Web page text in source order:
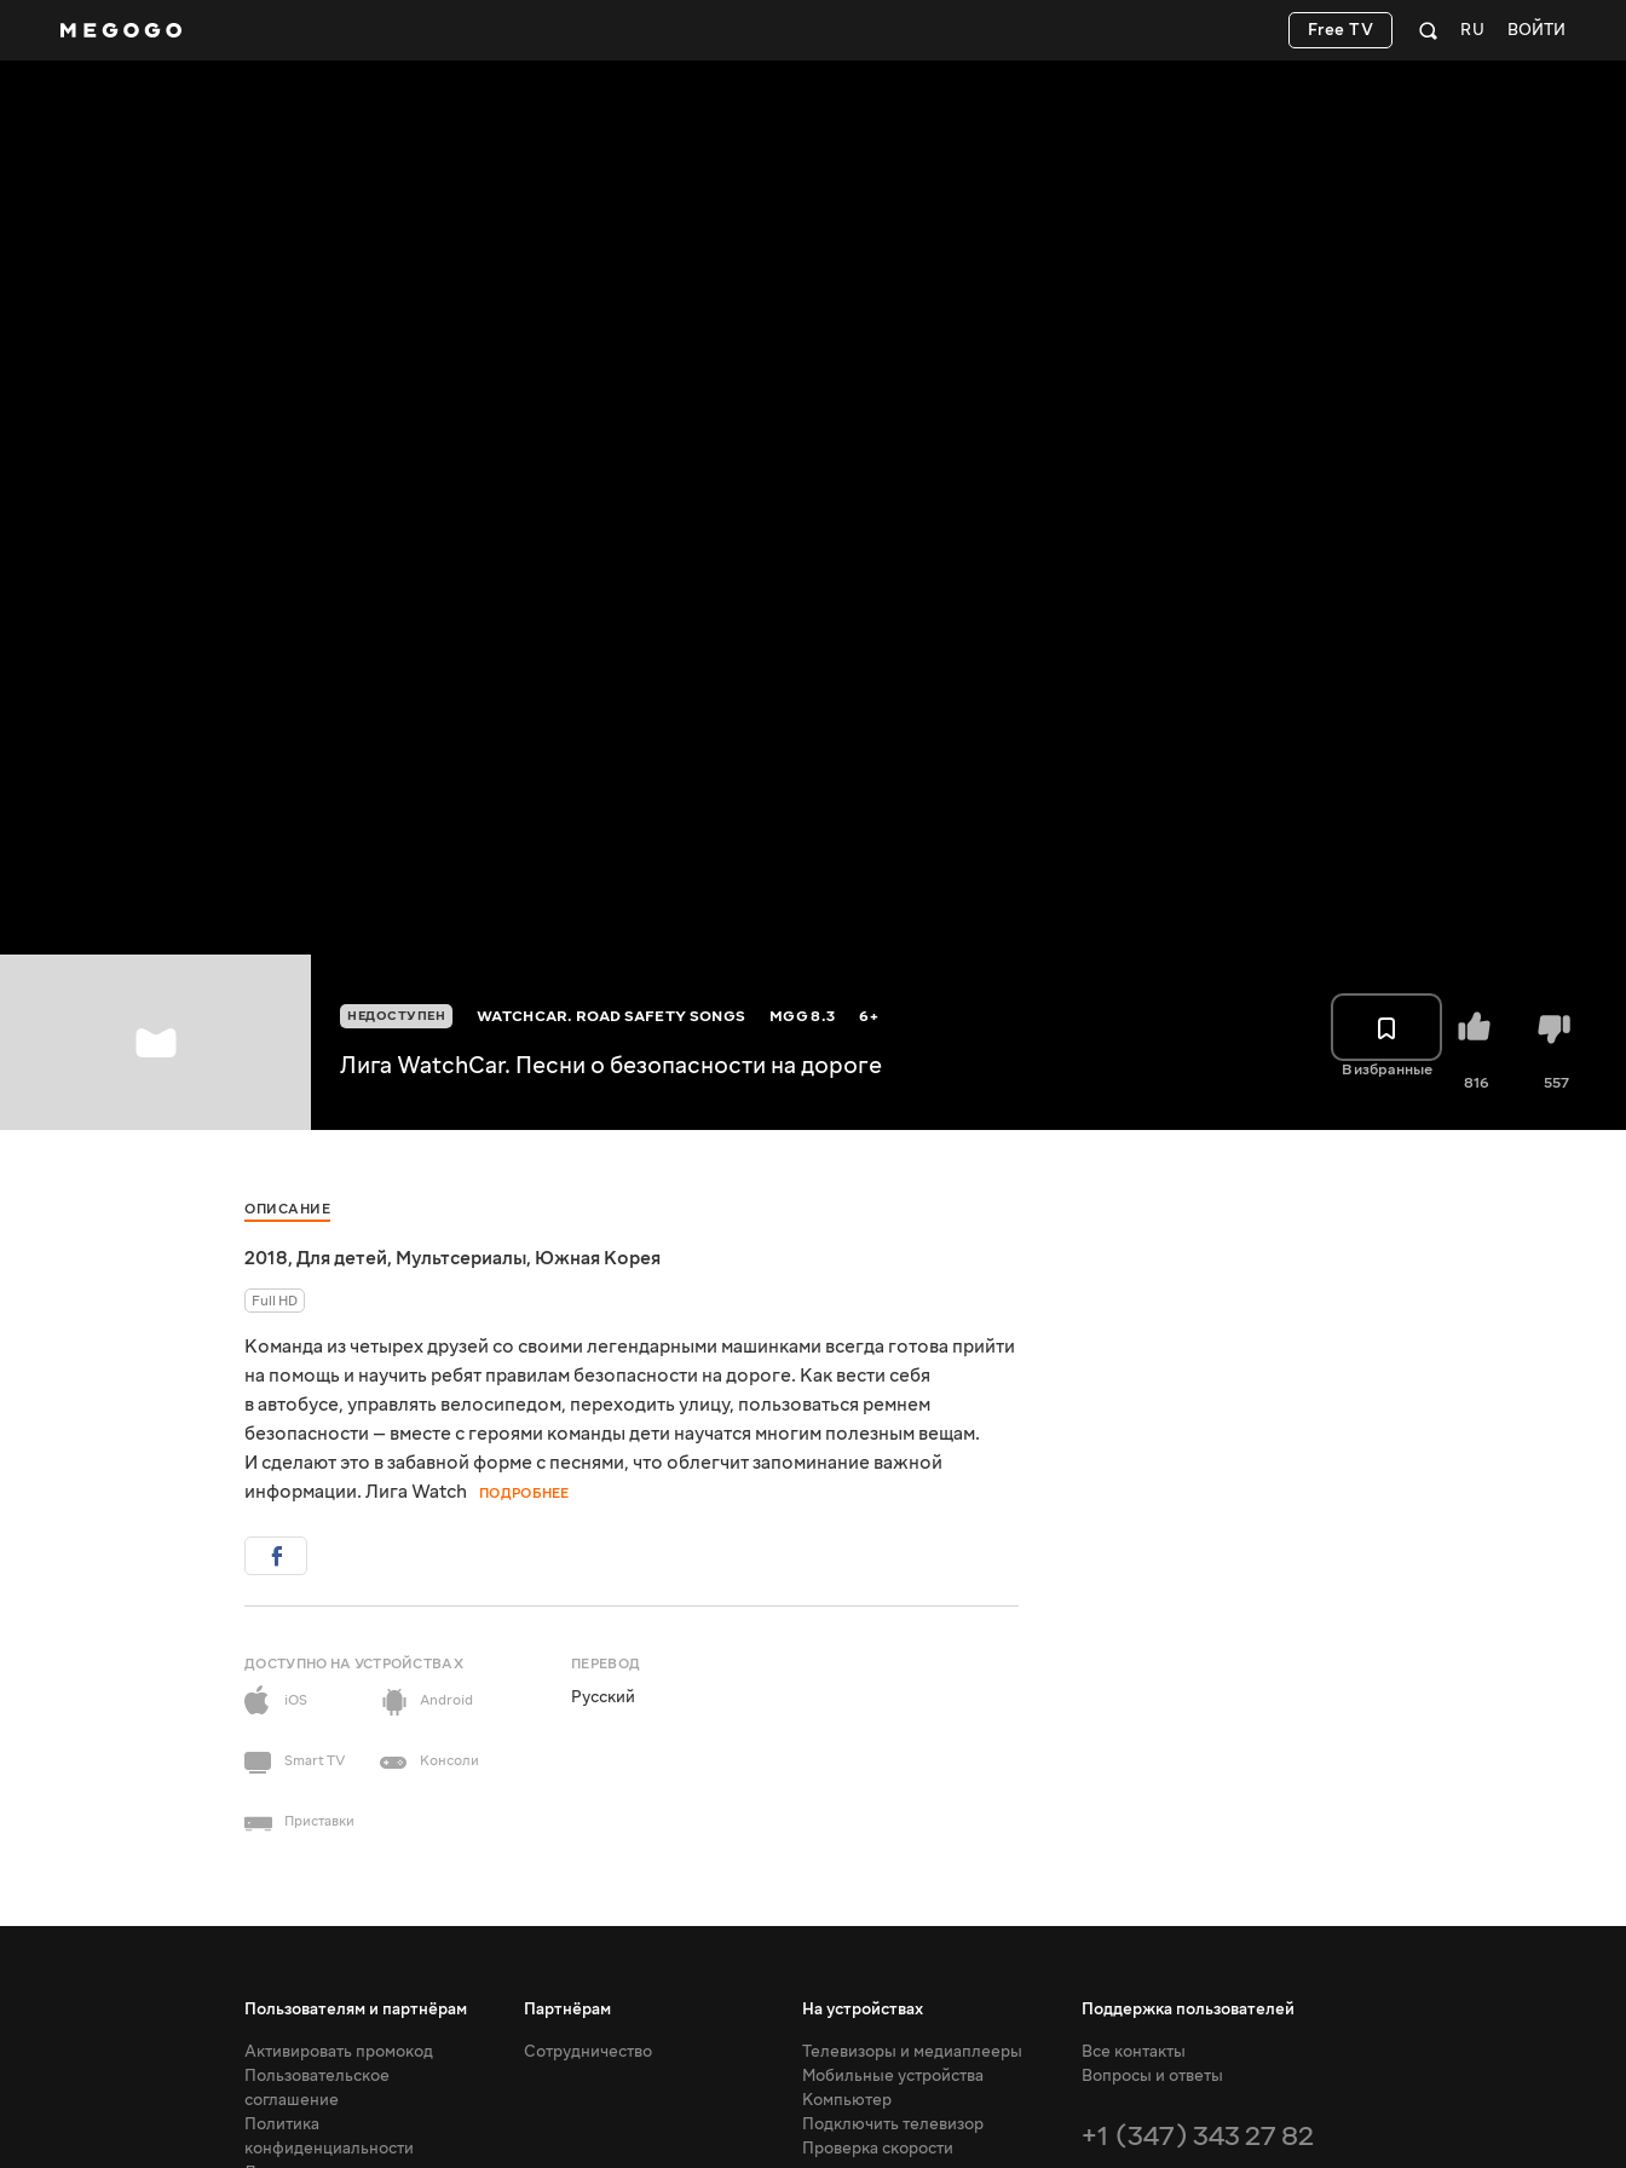
ВОЙТИ
RU
Free TV
НЕДОСТУПЕН WATCHCAR. ROAD SAFETY SONGS MGG8.3 6+
Лига WatchCar. Песни о безопасности на дороге В избранные
816 557
ОПИСАНИЕ
2018, Для детей, Мультсериалы, Южная Корея
Full HD
Команда из четырех друзей со своими легендарными машинками всегда готова прийти
на помощь и научить ребят правилам безопасности на дороге. Как вести себя
в автобусе, управлять велосипедом, переходить улицу, пользоваться ремнем
безопасности — вместе с героями команды дети научатся многим полезным вещам.
И сделают это в забавной форме с песнями, что облегчит запоминание важной
информации. Лига Watch
ПОДРОБНЕЕ
ДОСТУПНО НА УСТРОЙСТВАХ
iOS
Android
Smart TV Консоли
Приставки
ПЕРЕВОД
Русский
Пользователям и партнёрам
Активировать промокод
Пользовательское
соглашение
Политика
конфиденциальности
Партнёрам
Сотрудничество
На устройствах
Телевизоры и медиаплееры
Мобильные устройства
Компьютер
Подключить телевизор
Проверка скорости
Поддержка пользователей
Все контакты
Вопросы и ответы
+1 (347) 343 27 82